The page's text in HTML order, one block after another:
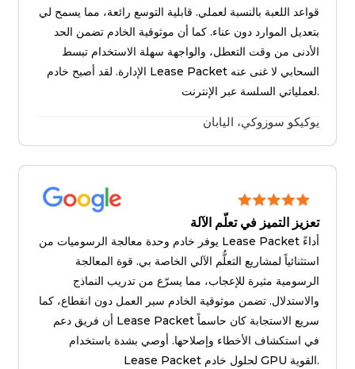
قواعد اللعبة بالنسبة لعملي. قابلية التوسع رائعة، مما يسمح لي
بتعديل الموارد دون عناء. كما أن موثوقية الخادم تضمن الحد
الأدنى من وقت التعطل، والواجهة سهلة الاستخدام تبسط
الإدارة. لقد أصبح خادم Lease Packet السحابي لا غنى عنه
لعملياتي السلسة عبر الإنترنت.
يوكيكو سوزوكي، اليابان
تعزيز التميز في تعلّم الآلة
يوفر خادم وحدة معالجة الرسوميات من Lease Packet أداءً
استثنائياً لمشاريع التعلُّم الآلي الخاصة بي. قوة المعالجة
الرسومية مثيرة للإعجاب، مما يسرّع من تدريب النماذج
والاستدلال. تضمن موثوقية الخادم سير العمل دون انقطاع، كما
أن فريق دعم Lease Packet سريع الاستجابة كان حاسماً
في استكشاف الأخطاء وإصلاحها. أوصي بشدة باستخدام
Lease Packet لحلول خادم GPU القوية.